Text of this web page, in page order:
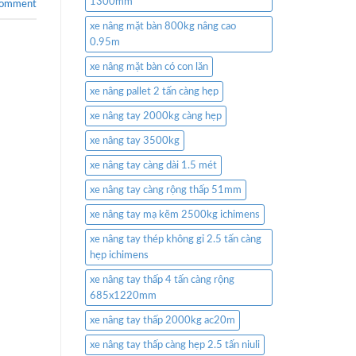
xe nâng mặt bàn 800kg nâng cao
0.95m
xe nâng mặt bàn có con lăn
xe nâng pallet 2 tấn càng hẹp
xe nâng tay 2000kg càng hẹp
xe nâng tay 3500kg
xe nâng tay càng dài 1.5 mét
xe nâng tay càng rộng thấp 51mm
xe nâng tay mạ kẽm 2500kg ichimens
xe nâng tay thép không gỉ 2.5 tấn càng
hẹp ichimens
xe nâng tay thấp 4 tấn càng rộng
685x1220mm
xe nâng tay thấp 2000kg ac20m
xe nâng tay thấp càng hẹp 2.5 tấn niuli